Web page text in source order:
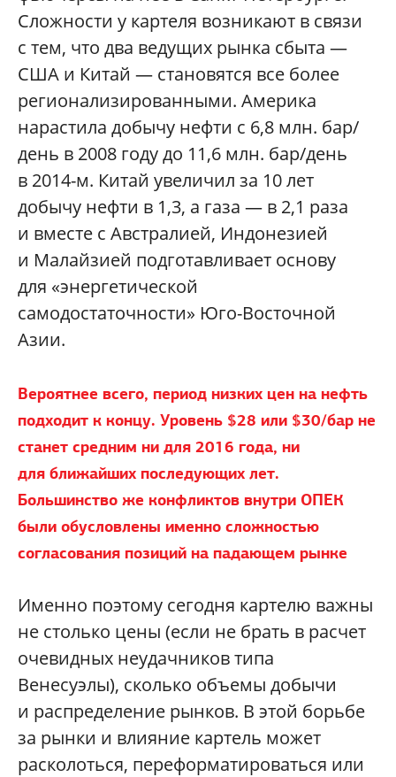
Сложности у картеля возникают в связи
с тем, что два ведущих рынка сбыта —
США и Китай — становятся все более
регионализированными. Америка
нарастила добычу нефти с 6,8 млн. бар/
день в 2008 году до 11,6 млн. бар/день
в 2014-м. Китай увеличил за 10 лет
добычу нефти в 1,3, а газа — в 2,1 раза
и вместе с Австралией, Индонезией
и Малайзией подготавливает основу
для «энергетической
самодостаточности» Юго-Восточной
Азии.
Вероятнее всего, период низких цен на нефть
подходит к концу. Уровень $28 или $30/бар не
станет средним ни для 2016 года, ни
для ближайших последующих лет.
Большинство же конфликтов внутри ОПЕК
были обусловлены именно сложностью
согласования позиций на падающем рынке
Именно поэтому сегодня картелю важны
не столько цены (если не брать в расчет
очевидных неудачников типа
Венесуэлы), сколько объемы добычи
и распределение рынков. В этой борьбе
за рынки и влияние картель может
расколоться, переформатироваться или